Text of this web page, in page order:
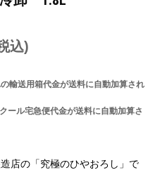
込)
輸送用箱代金が送料に自動加算され
ール宅急便代金が送料に自動加算さ
店の「究極のひやおろし」で